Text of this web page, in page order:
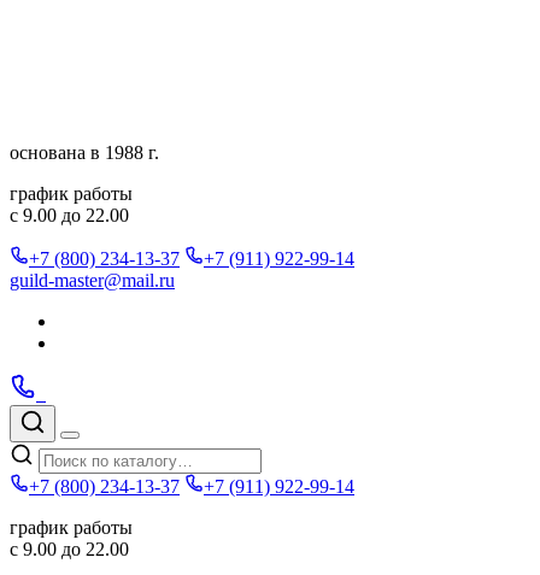
основана в 1988 г.
график работы
с 9.00 до 22.00
+7 (800) 234-13-37
+7 (911) 922-99-14
guild-master@mail.ru
Позвонить
Поиск
по
каталогу
Меню
+7 (800) 234-13-37
+7 (911) 922-99-14
график работы
с 9.00 до 22.00